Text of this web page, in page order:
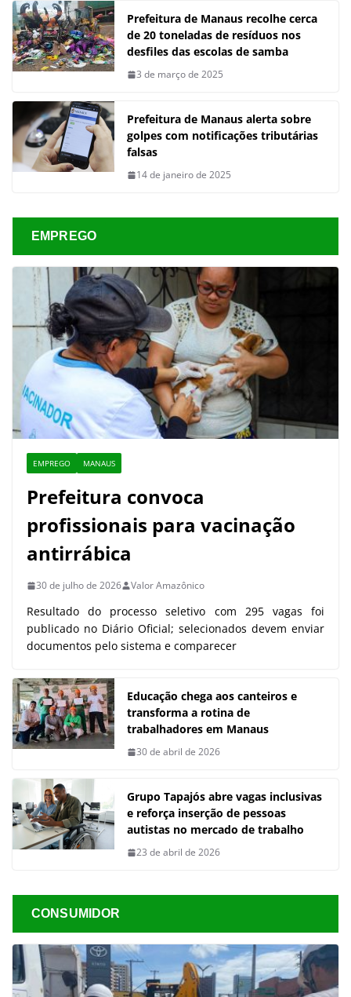
Prefeitura de Manaus recolhe cerca
de 20 toneladas de resíduos nos
desfiles das escolas de samba
3 de março de 2025
Prefeitura de Manaus alerta sobre
golpes com notificações tributárias
falsas
14 de janeiro de 2025
EMPREGO
EMPREGO MANAUS
Prefeitura convoca
profissionais para vacinação
antirrábica
30 de julho de 2026 Valor Amazônico
Resultado do processo seletivo com 295 vagas foi
publicado no Diário Oficial; selecionados devem enviar
documentos pelo sistema e comparecer
Educação chega aos canteiros e
transforma a rotina de
trabalhadores em Manaus
30 de abril de 2026
Grupo Tapajós abre vagas inclusivas
e reforça inserção de pessoas
autistas no mercado de trabalho
23 de abril de 2026
CONSUMIDOR